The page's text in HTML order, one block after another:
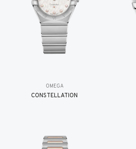
OMEGA
CONSTELLATION